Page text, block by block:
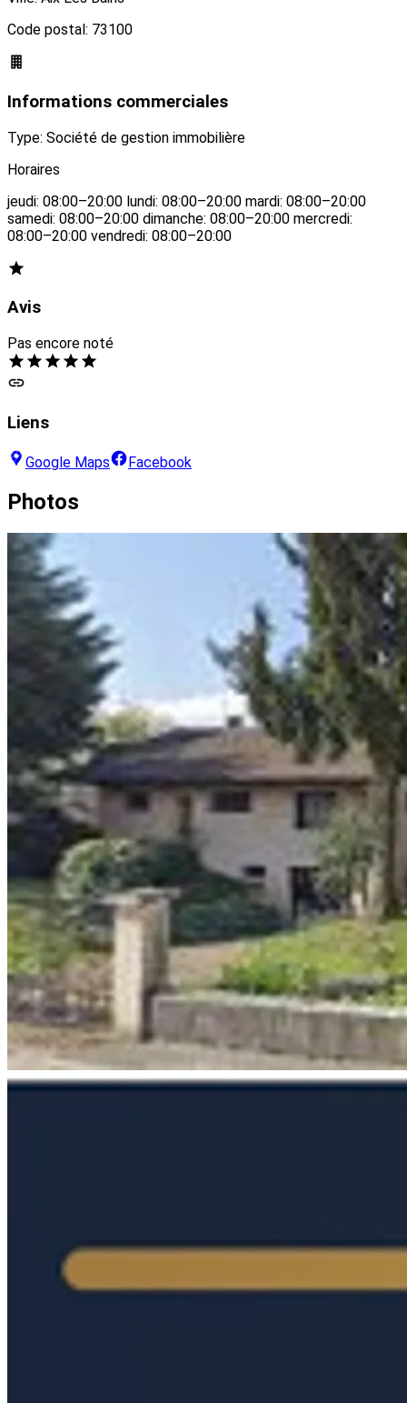
Code postal: 73100
Informations commerciales
Type: Société de gestion immobilière
Horaires
jeudi: 08:00–20:00 lundi: 08:00–20:00 mardi: 08:00–20:00
samedi: 08:00–20:00 dimanche: 08:00–20:00 mercredi:
08:00–20:00 vendredi: 08:00–20:00
Avis
Pas encore noté
Liens
Google Maps Facebook
Photos